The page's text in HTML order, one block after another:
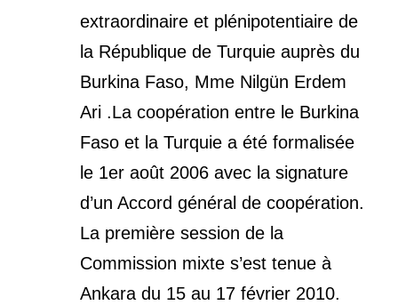
extraordinaire et plénipotentiaire de
la République de Turquie auprès du
Burkina Faso, Mme Nilgün Erdem
Ari .La coopération entre le Burkina
Faso et la Turquie a été formalisée
le 1er août 2006 avec la signature
d’un Accord général de coopération.
La première session de la
Commission mixte s’est tenue à
Ankara du 15 au 17 février 2010.